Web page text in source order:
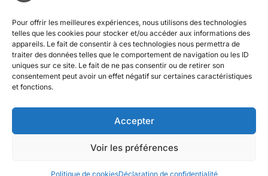
Pour offrir les meilleures expériences, nous utilisons des technologies
telles que les cookies pour stocker et/ou accéder aux informations des
appareils. Le fait de consentir à ces technologies nous permettra de
traiter des données telles que le comportement de navigation ou les ID
uniques sur ce site. Le fait de ne pas consentir ou de retirer son
consentement peut avoir un effet négatif sur certaines caractéristiques
et fonctions.
Accepter
Voir les préférences
Politique de cookiesDéclaration de confidentialité
NOS COORDONNÉES
ZI de la Moinerie - 8 rue du Roussillon 91220 Bretigny sur Orge
Email: contact@accimoto.com
Standard : +33(0)1 69 88 16 16